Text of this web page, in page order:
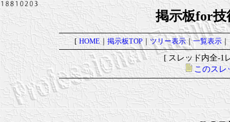
掲示板for技
[HOME｜掲示板TOP｜ツリー表示｜一覧表示｜
[ スレッド内全-
このスレ